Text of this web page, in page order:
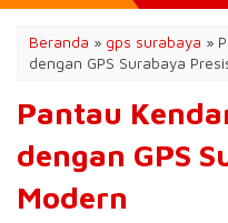
Beranda » gps surabaya »
dengan GPS Surabaya
Pantau
dengan GPS
Modern